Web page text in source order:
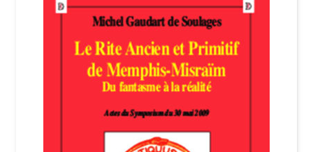
Livres de Peter Randa
Livres de Philippe Randa
Login Customizer